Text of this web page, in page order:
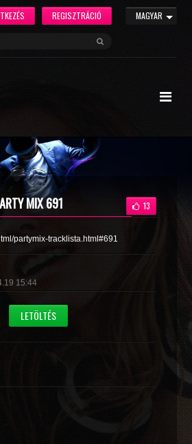
MAGYAR
REGISZTRÁCIÓ
MIX 691 13
partymix-tracklista.html#691
15:44
LETÖLTÉS